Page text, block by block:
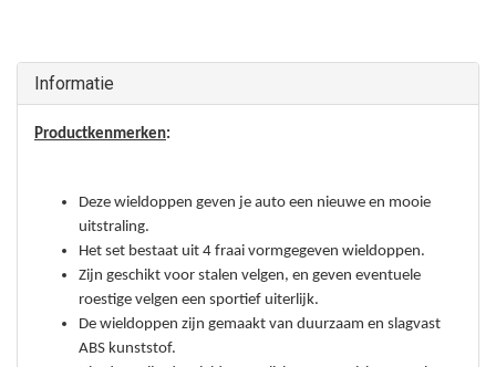
Informatie
Productkenmerken:
Deze wieldoppen geven je auto een nieuwe en mooie
uitstraling.
Het set bestaat uit 4 fraai vormgegeven wieldoppen.
Zijn geschikt voor stalen velgen, en geven eventuele
roestige velgen een sportief uiterlijk.
De wieldoppen zijn gemaakt van duurzaam en slagvast
ABS kunststof.